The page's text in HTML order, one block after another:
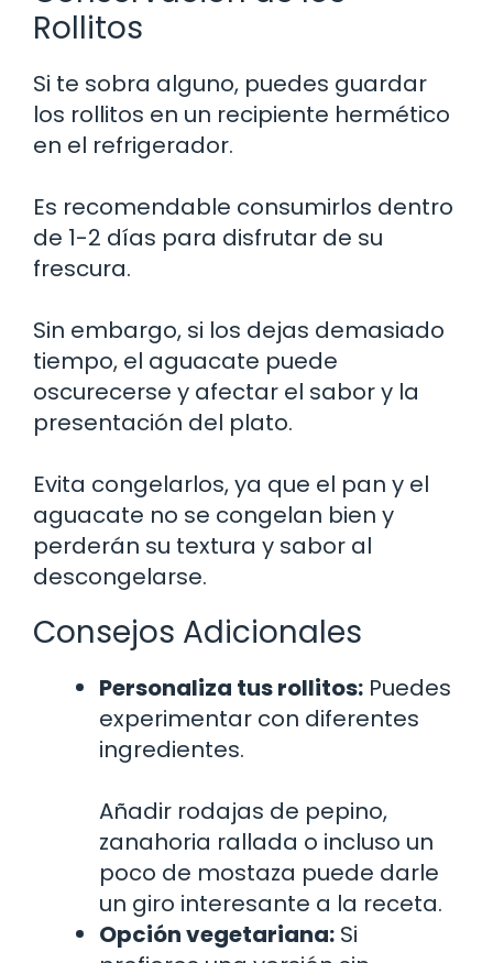
Rollitos
Si te sobra alguno, puedes guardar
los rollitos en un recipiente hermético
en el refrigerador.
Es recomendable consumirlos dentro
de 1-2 días para disfrutar de su
frescura.
Sin embargo, si los dejas demasiado
tiempo, el aguacate puede
oscurecerse y afectar el sabor y la
presentación del plato.
Evita congelarlos, ya que el pan y el
aguacate no se congelan bien y
perderán su textura y sabor al
descongelarse.
Consejos Adicionales
Personaliza tus rollitos: Puedes
experimentar con diferentes
ingredientes.
Añadir rodajas de pepino,
zanahoria rallada o incluso un
poco de mostaza puede darle
un giro interesante a la receta.
Opción vegetariana: Si